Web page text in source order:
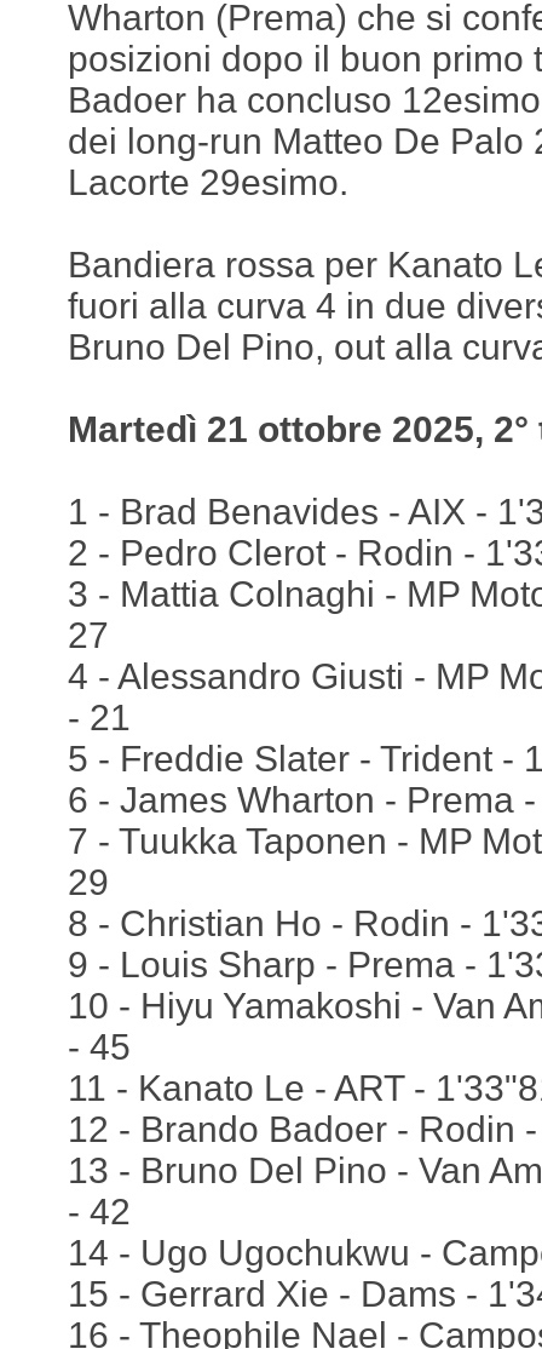
Wharton (Prema) che si
posizioni dopo il buon primo
Badoer ha concluso
dei long-run Matteo De Palo
Lacorte 29esimo.
Bandiera rossa per Kanato
fuori alla curva 4 in due
Bruno Del Pino, out alla
Martedì 21 ottobre 2025,
1 - Brad Benavides - AIX -
2 - Pedro Clerot - Rodin -
3 - Mattia Colnaghi - MP
27
4 - Alessandro Giusti - MP
- 21
5 - Freddie Slater - Trident -
6 - James Wharton - Prema
7 - Tuukka Taponen - MP
29
8 - Christian Ho - Rodin -
9 - Louis Sharp - Prema -
10 - Hiyu Yamakoshi - Van
- 45
11 - Kanato Le - ART -
12 - Brando Badoer - Rodin
13 - Bruno Del Pino - Van
- 42
14 - Ugo Ugochukwu -
15 - Gerrard Xie - Dams -
16 - Theophile Nael -